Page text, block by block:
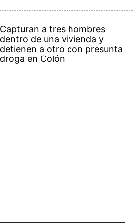
Capturan a tres hombres
dentro de una vivienda y
detienen a otro con presunta
droga en Colón